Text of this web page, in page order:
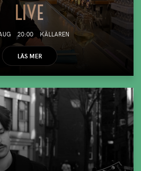
LIVE
20:00 KÄLLAREN
LÄS MER